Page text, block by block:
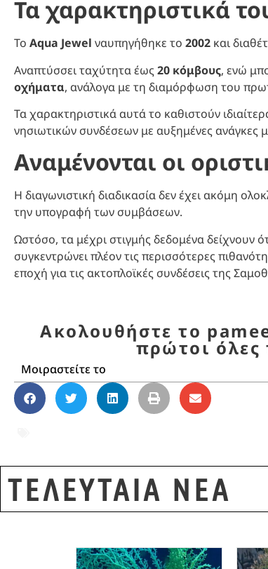
Τα χαρακτηριστικά
Το Aqua Jewel ναυπηγήθηκε το 2002 και
Αναπτύσσει ταχύτητα έως 20 κόμβους, ενώ
οχήματα, ανάλογα με τη διαμόρφωση του
Τα χαρακτηριστικά αυτά το καθιστούν
νησιωτικών συνδέσεων με αυξημένες
Αναμένονται οι
Η διαγωνιστική διαδικασία δεν έχει ακόμη
την υπογραφή των συμβάσεων.
Ωστόσο, τα μέχρι στιγμής δεδομένα δείχνουν
συγκεντρώνει πλέον τις περισσότερες
εποχή για τις ακτοπλοϊκές συνδέσεις της
Ακολουθήστε το
πρώτοι όλες
Μοιραστείτε το
ΤΕΛΕΥΤΑΙΑ ΝΕΑ